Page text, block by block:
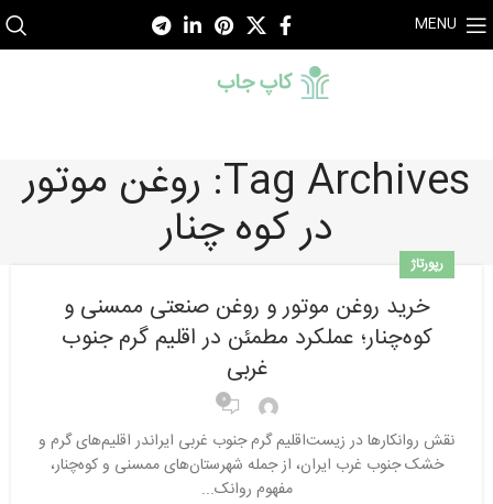
MENU
Tag Archives: روغن موتور
در کوه چنار
رپورتاژ
خرید روغن موتور و روغن صنعتی ممسنی و
کوه‌چنار؛ عملکرد مطمئن در اقلیم گرم جنوب
غربی
0
نقش روانکارها در زیست‌اقلیم گرم جنوب غربی ایراندر اقلیم‌های گرم و
خشک جنوب غرب ایران، از جمله شهرستان‌های ممسنی و کوه‌چنار،
مفهوم روانک...